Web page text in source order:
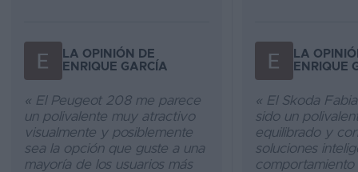
LA OPINIÓN DE
ENRIQUE GARCÍA
« El Peugeot 208 me parece
un polivalente muy atractivo
visualmente y posiblemente
sea la opción que guste a una
mayoría de los usuarios más
LA
ENRIQUE
« El Skoda
sido un
equilibrado y
soluciones
comportamiento